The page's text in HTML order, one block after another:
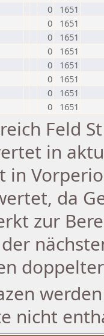
0
1651
0
1651
0
1651
0
1651
0
1651
0
1651
0
1651
0 1651
Feld
in
in
da
zur
nicht